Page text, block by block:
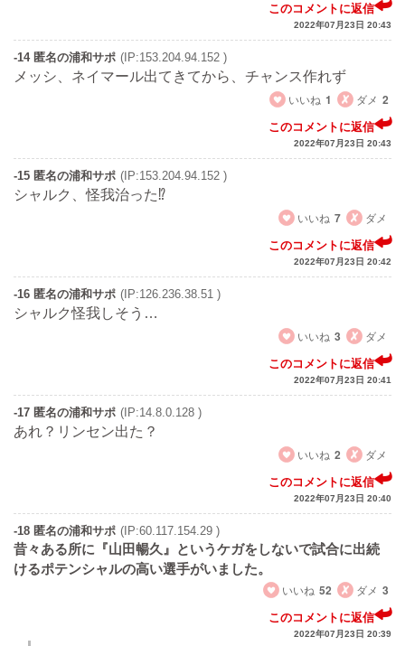
このコメントに返信
2022年07月23日 20:43
-14 匿名の浦和サポ (IP:153.204.94.152 )
メッシ、ネイマール出てきてから、チャンス作れず
いいね 1 ダメ 2
このコメントに返信
2022年07月23日 20:43
-15 匿名の浦和サポ (IP:153.204.94.152 )
シャルク、怪我治った⁉️
いいね 7 ダメ
このコメントに返信
2022年07月23日 20:42
-16 匿名の浦和サポ (IP:126.236.38.51 )
シャルク怪我しそう…
いいね 3 ダメ
このコメントに返信
2022年07月23日 20:41
-17 匿名の浦和サポ (IP:14.8.0.128 )
あれ？リンセン出た？
いいね 2 ダメ
このコメントに返信
2022年07月23日 20:40
-18 匿名の浦和サポ (IP:60.117.154.29 )
昔々ある所に『山田暢久』というケガをしないで試合に出続
けるポテンシャルの高い選手がいました。
いいね 52 ダメ 3
このコメントに返信
2022年07月23日 20:39